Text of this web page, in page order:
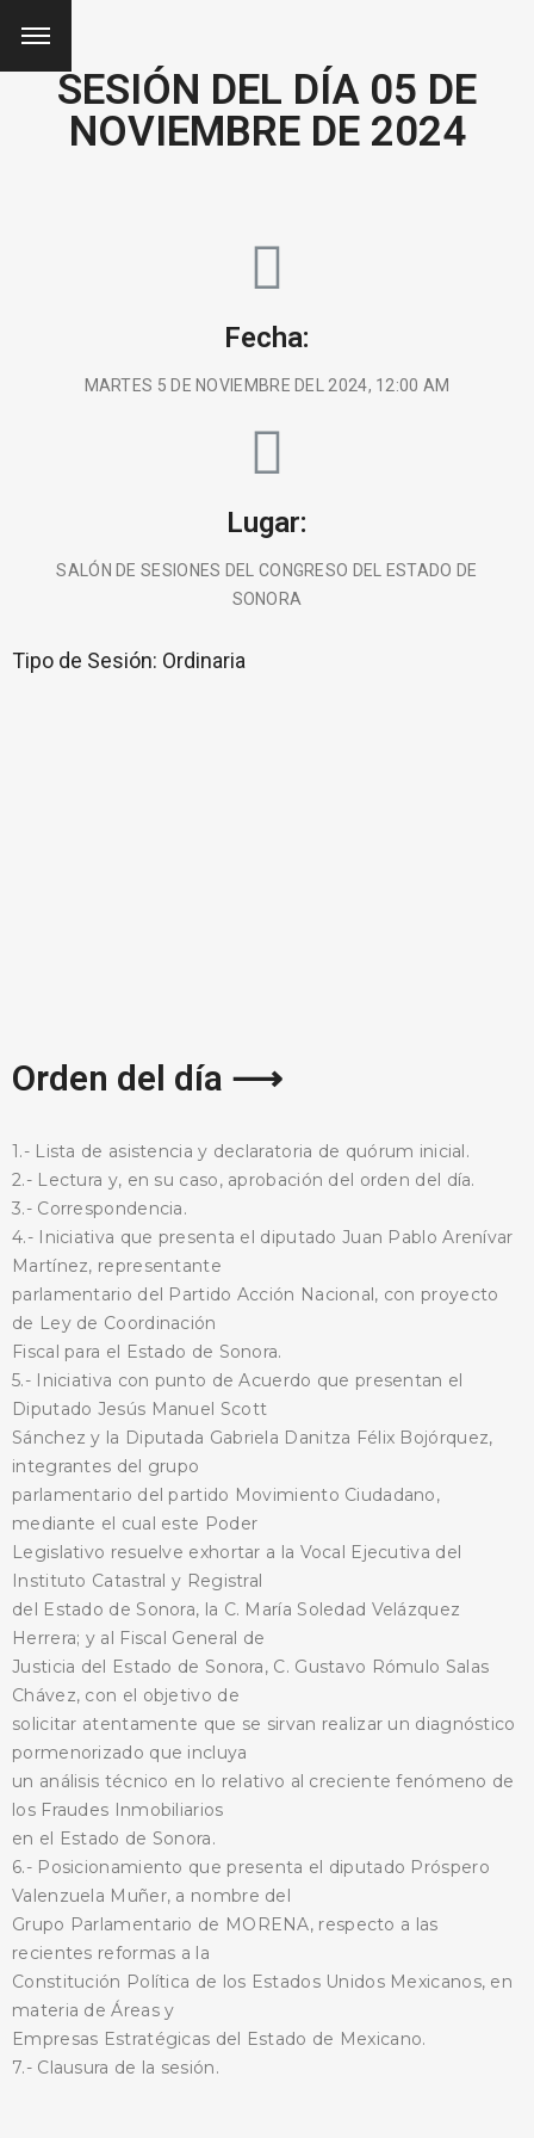
SESIÓN DEL DÍA 05 DE
NOVIEMBRE DE 2024
Fecha:
MARTES 5 DE NOVIEMBRE DEL 2024, 12:00 AM
Lugar:
SALÓN DE SESIONES DEL CONGRESO DEL ESTADO DE
SONORA
Tipo de Sesión: Ordinaria
Orden del día ⟶
1.- Lista de asistencia y declaratoria de quórum inicial.
2.- Lectura y, en su caso, aprobación del orden del día.
3.- Correspondencia.
4.- Iniciativa que presenta el diputado Juan Pablo Arenívar
Martínez, representante
parlamentario del Partido Acción Nacional, con proyecto
de Ley de Coordinación
Fiscal para el Estado de Sonora.
5.- Iniciativa con punto de Acuerdo que presentan el
Diputado Jesús Manuel Scott
Sánchez y la Diputada Gabriela Danitza Félix Bojórquez,
integrantes del grupo
parlamentario del partido Movimiento Ciudadano,
mediante el cual este Poder
Legislativo resuelve exhortar a la Vocal Ejecutiva del
Instituto Catastral y Registral
del Estado de Sonora, la C. María Soledad Velázquez
Herrera; y al Fiscal General de
Justicia del Estado de Sonora, C. Gustavo Rómulo Salas
Chávez, con el objetivo de
solicitar atentamente que se sirvan realizar un diagnóstico
pormenorizado que incluya
un análisis técnico en lo relativo al creciente fenómeno de
los Fraudes Inmobiliarios
en el Estado de Sonora.
6.- Posicionamiento que presenta el diputado Próspero
Valenzuela Muñer, a nombre del
Grupo Parlamentario de MORENA, respecto a las
recientes reformas a la
Constitución Política de los Estados Unidos Mexicanos, en
materia de Áreas y
Empresas Estratégicas del Estado de Mexicano.
7.- Clausura de la sesión.